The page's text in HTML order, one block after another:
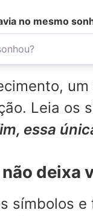
no mesmo
Leia os
essa
deixa
símbolos